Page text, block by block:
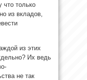
что только
из вкладов,
из этих
Их ведь
не так